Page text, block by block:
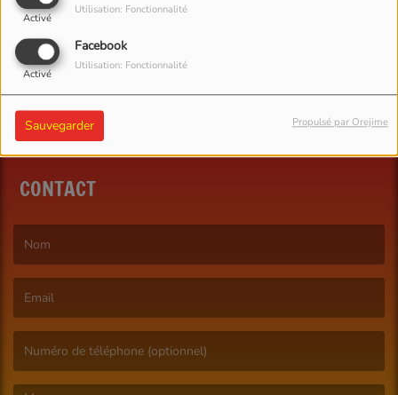
Activé
Utilisation: Fonctionnalité
Facebook
Activé
Utilisation: Fonctionnalité
Sauvegarder Propulsé par Orejime
CONTACT